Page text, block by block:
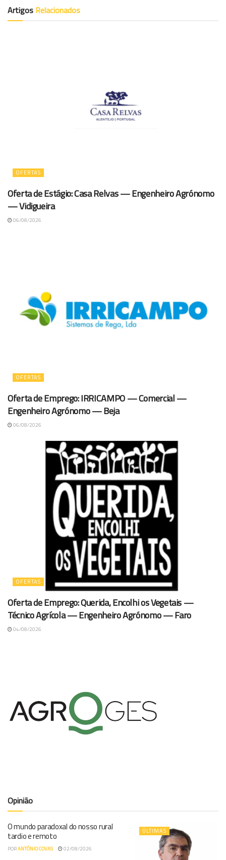
Artigos Relacionados
OFERTAS
Oferta de Estágio: Casa Relvas — Engenheiro Agrónomo
— Vidigueira
06/08/2026
OFERTAS
Oferta de Emprego: IRRICAMPO — Comercial —
Engenheiro Agrónomo — Beja
06/08/2026
OFERTAS
Oferta de Emprego: Querida, Encolhi os Vegetais —
Técnico Agrícola — Engenheiro Agrónomo — Faro
04/08/2026
Opinião
ÚLTIMAS
O mundo paradoxal do nosso rural
tardio e remoto
PORANTÓNIO COVAS 02/08/2026